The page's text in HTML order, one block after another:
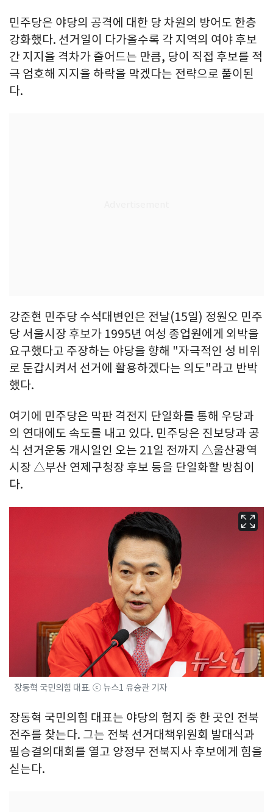
민주당은 야당의 공격에 대한 당 차원의 방어도 한층
강화했다. 선거일이 다가올수록 각 지역의 여야 후보
간 지지율 격차가 줄어드는 만큼, 당이 직접 후보를 적
극 엄호해 지지율 하락을 막겠다는 전략으로 풀이된
다.
강준현 민주당 수석대변인은 전날(15일) 정원오 민주
당 서울시장 후보가 1995년 여성 종업원에게 외박을
요구했다고 주장하는 야당을 향해 "자극적인 성 비위
로 둔갑시켜서 선거에 활용하겠다는 의도"라고 반박
했다.
여기에 민주당은 막판 격전지 단일화를 통해 우당과
의 연대에도 속도를 내고 있다. 민주당은 진보당과 공
식 선거운동 개시일인 오는 21일 전까지 △울산광역
시장 △부산 연제구청장 후보 등을 단일화할 방침이
다.
장동혁 국민의힘 대표. ⓒ 뉴스1 유승관 기자
장동혁 국민의힘 대표는 야당의 험지 중 한 곳인 전북
전주를 찾는다. 그는 전북 선거대책위원회 발대식과
필승결의대회를 열고 양정무 전북지사 후보에게 힘을
싣는다.